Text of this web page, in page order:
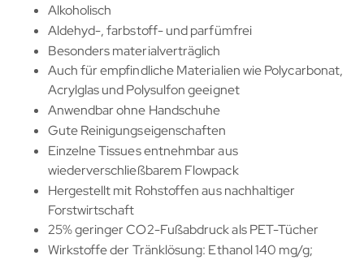
Alkoholisch
Aldehyd-, farbstoff- und parfümfrei
Besonders materialverträglich
Auch für empfindliche Materialien wie Polycarbonat,
Acrylglas und Polysulfon geeignet
Anwendbar ohne Handschuhe
Gute Reinigungseigenschaften
Einzelne Tissues entnehmbar aus
wiederverschließbarem Flowpack
Hergestellt mit Rohstoffen aus nachhaltiger
Forstwirtschaft
25% geringer CO2-Fußabdruck als PET-Tücher
Wirkstoffe der Tränklösung: Ethanol 140 mg/g;